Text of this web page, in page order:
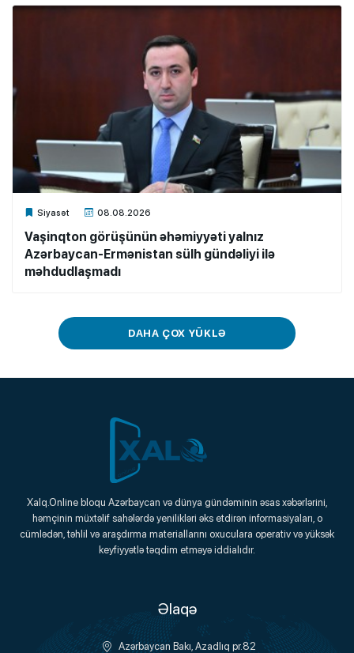
Siyasət 08.08.2026
Xalq.Online
Vaşinqton görüşünün əhəmiyyəti yalnız
Azərbaycan-Ermənistan sülh gündəliyi ilə
məhdudlaşmadı
DAHA ÇOX YÜKLƏ
Xalq.Online
Onlayn Platforma
Xalq.Online bloqu Azərbaycan və dünya gündəminin əsas xəbərlərini,
həmçinin müxtəlif sahələrdə yenilikləri əks etdirən informasiyaları, o
cümlədən, təhlil və araşdırma materiallarını oxuculara operativ və yüksək
keyfiyyətlə təqdim etməyə iddialıdır.
Əlaqə
Azərbaycan Bakı, Azadlıq pr.82